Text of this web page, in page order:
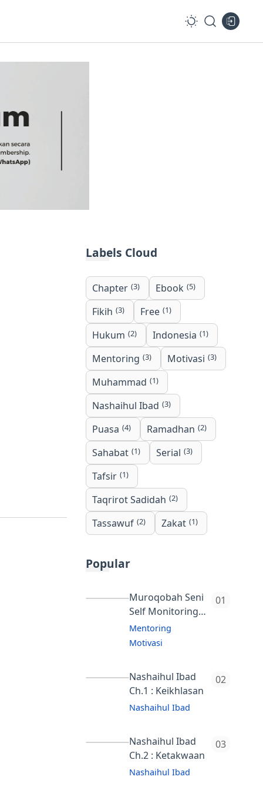
Labels Cloud
Chapter (3) Ebook (5)
Fikih (3) Free (1)
Hukum (2) Indonesia (1)
Mentoring (3) Motivasi (3)
Muhammad (1)
Nashaihul Ibad (3)
Puasa (4) Ramadhan (2)
Sahabat (1) Serial (3)
Tafsir (1)
Taqrirot Sadidah (2)
Tassawuf (2) Zakat (1)
Popular
Muroqobah Seni
Self Monitoring
Ala Nubuwah
(Serial 3)
Mentoring
Motivasi
(pengawasan
diri) memiliki
peran penting
perilaku anak ke
arah yang lebih
baik, sehingga
Nashaihul Ibad
Ch.1 : Keikhlasan
Nashaihul Ibad
Nashaihul Ibad
Ch.2 : Ketakwaan
Nashaihul Ibad